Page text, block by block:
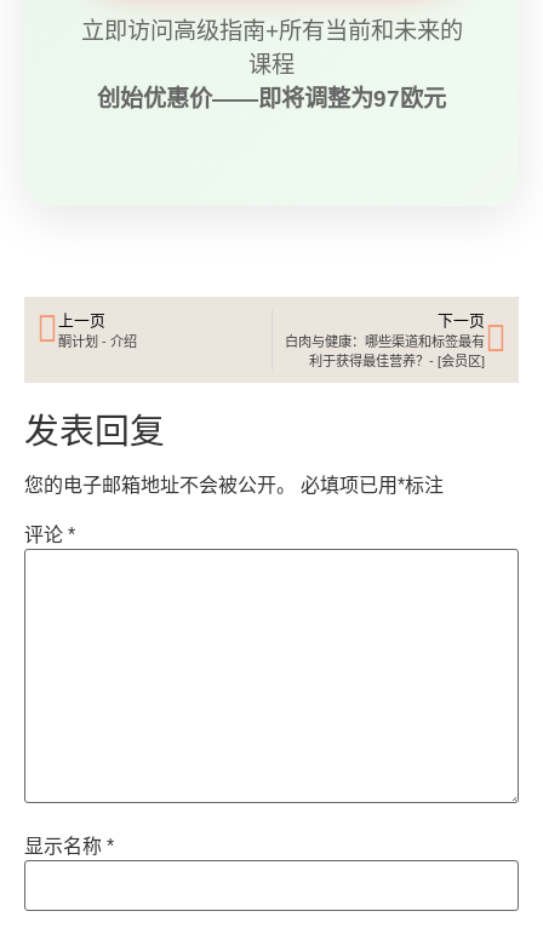
立即访问高级指南+所有当前和未来的
课程
创始优惠价——即将调整为97欧元
上一页
酮计划 - 介绍
下一页
白肉与健康：哪些渠道和标签最有
利于获得最佳营养？- [会员区]
发表回复
您的电子邮箱地址不会被公开。 必填项已用*标注
评论 *
显示名称 *